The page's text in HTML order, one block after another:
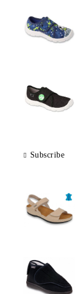
Subscribe